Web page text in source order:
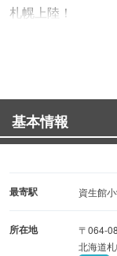
札幌上陸！
ひと手間加えた
求しつつ「本当
食材にもしっかり
介などを主役に。
きたあかりのトリ
洗練された空間は
活気溢れるトレン
基本情報
最寄駅 資生館
所在地
〒064-
北海道